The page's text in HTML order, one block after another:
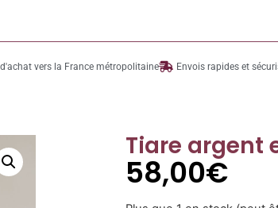
vers la France métropolitaine Envois rapides et
Tiare argent
58,00€